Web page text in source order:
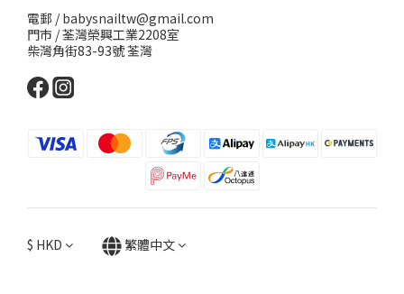
電郵 / babysnailtw@gmail.com
門市 / 荃灣榮興工業2208室
柴灣角街83-93號 荃灣
$ HKD 繁體中文